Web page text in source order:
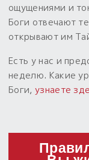
ощущениями и
Боги отвечают
открывают им
Есть у нас и
неделю. Какие
Боги, узнаете